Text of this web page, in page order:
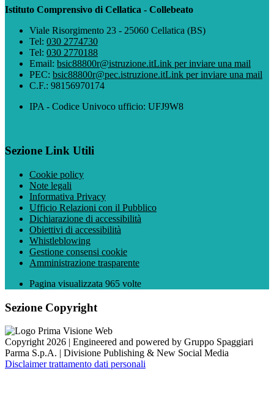
Istituto Comprensivo di Cellatica - Collebeato
Viale Risorgimento 23 - 25060 Cellatica (BS)
Tel: 030 2774730
Tel: 030 2770188
Email: bsic88800r@istruzione.itLink per inviare una mail
PEC: bsic88800r@pec.istruzione.itLink per inviare una mail
C.F.: 98156970174
IPA - Codice Univoco ufficio: UFJ9W8
Sezione Link Utili
Cookie policy
Note legali
Informativa Privacy
Ufficio Relazioni con il Pubblico
Dichiarazione di accessibilità
Obiettivi di accessibilità
Whistleblowing
Gestione consensi cookie
Amministrazione trasparente
Pagina visualizzata 965 volte
Sezione Copyright
Copyright 2026 | Engineered and powered by Gruppo Spaggiari
Parma S.p.A. | Divisione Publishing & New Social Media
Disclaimer trattamento dati personali